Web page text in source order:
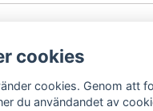
cookies
cookies. Genom att
du användandet av